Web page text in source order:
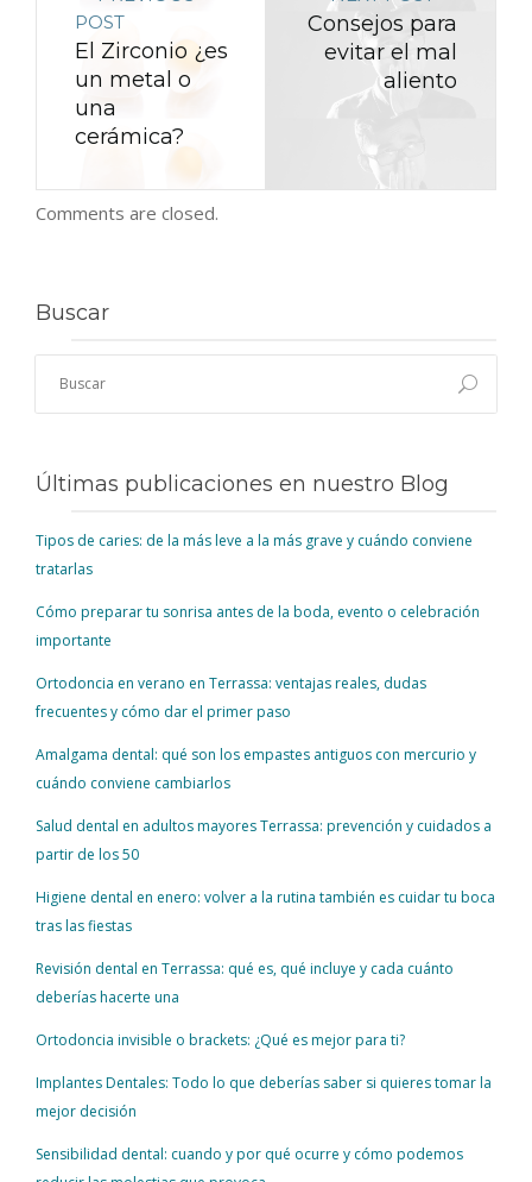
POST
El Zirconio ¿es
un metal o
una
cerámica?
Consejos para
evitar el mal
aliento
Comments are closed.
Buscar
Últimas publicaciones en nuestro Blog
Tipos de caries: de la más leve a la más grave y cuándo conviene
tratarlas
Cómo preparar tu sonrisa antes de la boda, evento o celebración
importante
Ortodoncia en verano en Terrassa: ventajas reales, dudas
frecuentes y cómo dar el primer paso
Amalgama dental: qué son los empastes antiguos con mercurio y
cuándo conviene cambiarlos
Salud dental en adultos mayores Terrassa: prevención y cuidados a
partir de los 50
Higiene dental en enero: volver a la rutina también es cuidar tu boca
tras las fiestas
Revisión dental en Terrassa: qué es, qué incluye y cada cuánto
deberías hacerte una
Ortodoncia invisible o brackets: ¿Qué es mejor para ti?
Implantes Dentales: Todo lo que deberías saber si quieres tomar la
mejor decisión
Sensibilidad dental: cuando y por qué ocurre y cómo podemos